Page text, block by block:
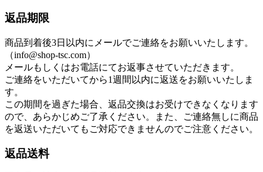
返品期限
商品到着後3日以内にメールでご連絡をお願いいたします。
（info@shop-tsc.com）
メールもしくはお電話にてお返事させていただきます。
ご連絡をいただいてから1週間以内に返送をお願いいたしま
す。
この期間を過ぎた場合、返品交換はお受けできなくなります
ので、あらかじめご了承ください。また、ご連絡無しに商品
を返送いただいてもご対応できませんのでご注意ください。
返品送料